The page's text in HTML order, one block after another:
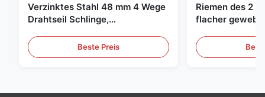
Verzinktes Stahl 48 mm 4 Wege
Drahtseil Schlinge,
Beste Preis
Riemen des 2
flacher